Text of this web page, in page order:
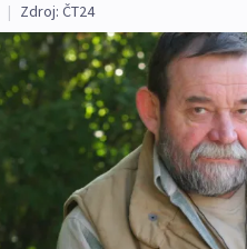
| Zdroj: ČT24